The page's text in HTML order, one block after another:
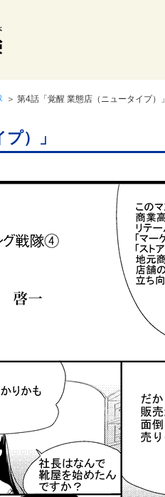
＞ 第4話「覚醒 業態店（ニュータイプ）」
）」